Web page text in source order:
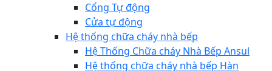
Cổng Tự động
Cửa tự động
Hệ thống chữa cháy nhà bếp
Hệ Thống Chữa cháy Nhà Bếp Ansul
Hệ thống chữa cháy nhà bếp Hàn